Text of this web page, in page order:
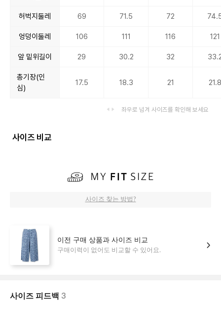
허벅지둘레 69 71.5 72
엉덩이둘레 106 111 116 121
앞 밑위길이 29 30.2 32
총기장(인
심)
17.5 18.3 21 21.8
좌우로 넘겨 사이즈를 확인해 보세요
사이즈 비교